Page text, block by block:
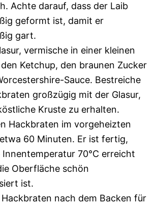
Achte darauf, dass der Laib
geformt ist, damit er
gart.
vermische in einer kleinen
den Ketchup, den braunen Zucker
Sauce. Bestreiche
großzügig mit der Glasur,
Kruste zu erhalten.
Hackbraten im vorgeheizten
60 Minuten. Er ist fertig,
70°C erreicht
Oberfläche schön
ist.
Hackbraten nach dem Backen für